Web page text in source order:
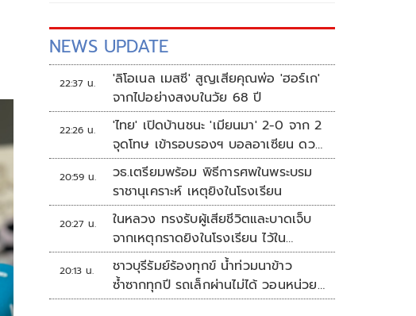
NEWS UPDATE
22:37 น.
'ลิโอเนล เมสซี' สูญเสียคุณพ่อ 'ฮอร์เก'
จากไปอย่างสงบในวัย 68 ปี
22:26 น.
'ไทย' เปิดบ้านชนะ 'เมียนมา' 2-0 จาก 2
จุดโทษ เข้ารอบรองฯ บอลอาเซียน ดวล
'สิงคโปร์'
20:59 น.
วธ.เตรียมพร้อม พิธีการศพในพระบรม
ราชานุเคราะห์ เหตุยิงในโรงเรียน
20:27 น.
ในหลวง ทรงรับผู้เสียชีวิตและบาดเจ็บ
จากเหตุกราดยิงในโรงเรียน ไว้ใน
พระบรมราชานุเคราะห์
20:13 น.
ชาวบุรีรัมย์ร้องทุกข์ น้ำท่วมนาข้าว
ซ้ำซากทุกปี รถเล็กผ่านไม่ได้ วอนหน่วย
งานเร่งแก้ไข